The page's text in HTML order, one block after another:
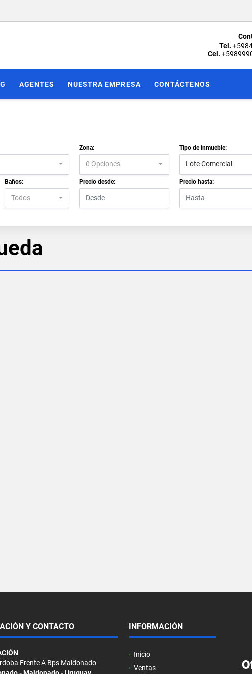
Tel.
Cel.
AGENTES NUESTRA EMPRESA CONTÁCTENOS
Zona:
0 Opciones
Tipo de inmueble:
Lote Comercial
Baños:
Todos
Precio desde: Precio hasta:
Y CONTACTO
Frente A Bps Maldonado
INFORMACIÓN
Inicio
Ventas